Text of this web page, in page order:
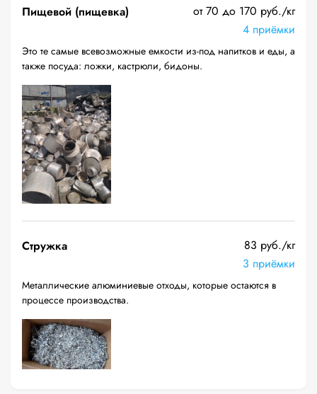
Пищевой (пищевка)
от 70 до 170 руб./кг
4 приёмки
Это те самые всевозможные емкости из-под напитков и еды, а
также посуда: ложки, кастрюли, бидоны.
Стружка
83 руб./кг
3 приёмки
Металлические алюминиевые отходы, которые остаются в
процессе производства.